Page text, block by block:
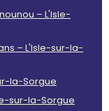
– L'Isle-
– L'Isle-sur-la-
la-Sorgue
sur-la-Sorgue